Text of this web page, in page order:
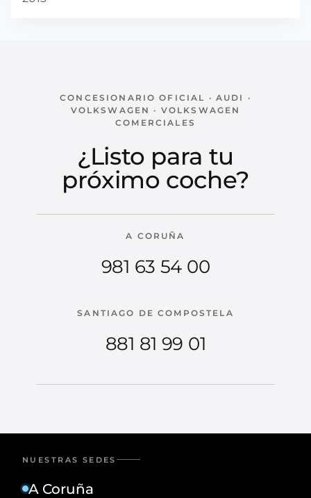
CONCESIONARIO OFICIAL · AUDI ·
VOLKSWAGEN · VOLKSWAGEN
COMERCIALES
¿Listo para tu
próximo coche?
A CORUÑA
981 63 54 00
SANTIAGO DE COMPOSTELA
881 81 99 01
NUESTRAS SEDES
A Coruña